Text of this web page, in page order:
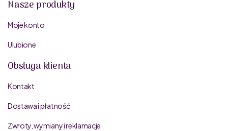
Nasze produkty
Moje konto
Ulubione
Obsługa klienta
Kontakt
Dostawa i płatność
Zwroty, wymiany i reklamacje